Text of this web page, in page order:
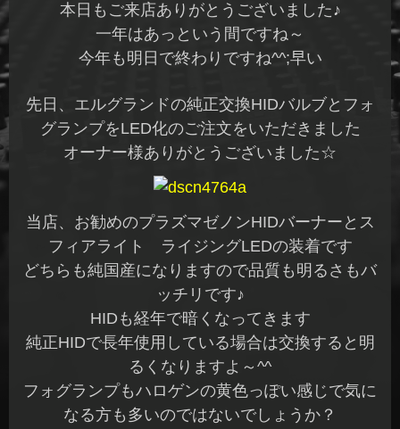
本日もご来店ありがとうございました♪
一年はあっという間ですね～
今年も明日で終わりですね^^;早い
先日、エルグランドの純正交換HIDバルブとフォ
グランプをLED化のご注文をいただきました
オーナー様ありがとうございました☆
当店、お勧めのプラズマゼノンHIDバーナーとス
フィアライト ライジングLEDの装着です
どちらも純国産になりますので品質も明るさもバ
ッチリです♪
HIDも経年で暗くなってきます
純正HIDで長年使用している場合は交換すると明
るくなりますよ～^^
フォグランプもハロゲンの黄色っぽい感じで気に
なる方も多いのではないでしょうか？